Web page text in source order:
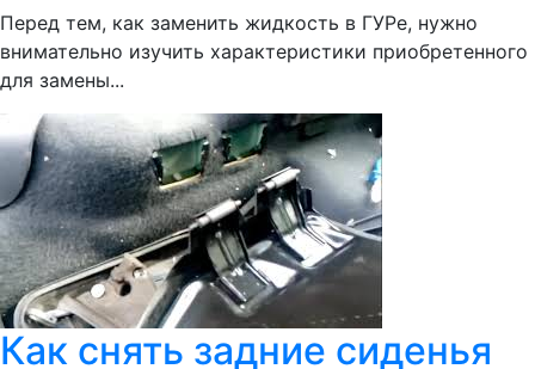
Перед тем, как заменить жидкость в ГУРе, нужно
внимательно изучить характеристики приобретенного
для замены...
Как снять задние сиденья